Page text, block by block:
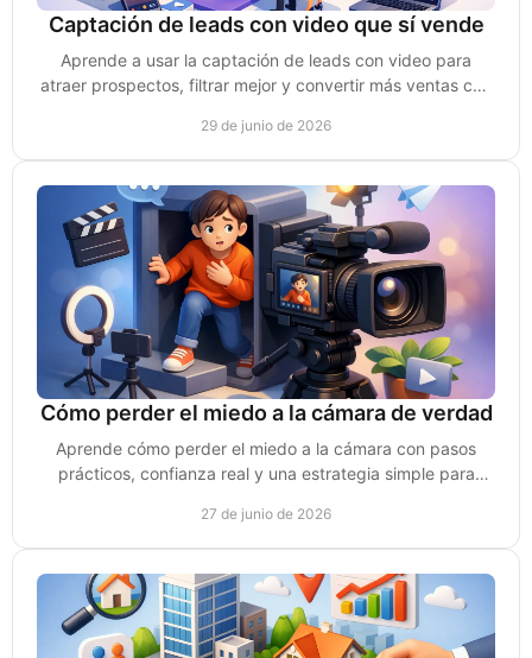
Captación de leads con video que sí vende
Aprende a usar la captación de leads con video para
atraer prospectos, filtrar mejor y convertir más ventas con
29 de junio de 2026
Cómo perder el miedo a la cámara de verdad
Aprende cómo perder el miedo a la cámara con pasos
prácticos, confianza real y una estrategia simple para
27 de junio de 2026